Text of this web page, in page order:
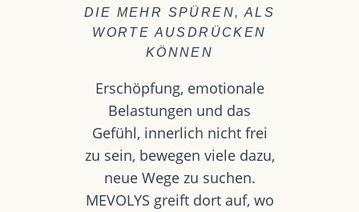
DIE MEHR SPÜREN, ALS
WORTE AUSDRÜCKEN
KÖNNEN
Erschöpfung, emotionale
Belastungen und das
Gefühl, innerlich nicht frei
zu sein, bewegen viele dazu,
neue Wege zu suchen.
MEVOLYS greift dort auf, wo